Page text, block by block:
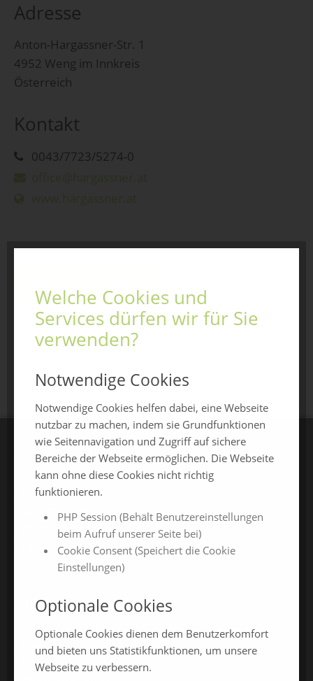
Adresse
Anton-Hargassner-Str. 1
4952 Weng im Innkreis
Österreich
Kontakt
0043/7723/5274-0
CHAMLAND MESSEN
ChamlandSchau
ChamLandleben
ChamlandBau
ChamlandCareer
ONLINE-JAHRESMESSEN
ChamlandSchau24
ChamlandVital24
Welche Cookies und
Services dürfen wir für Sie
verwenden?
Notwendige Cookies
Notwendige Cookies helfen dabei, eine Webseite
nutzbar zu machen, indem sie Grundfunktionen
wie Seitennavigation und Zugriff auf sichere
Bereiche der Webseite ermöglichen. Die Webseite
kann ohne diese Cookies nicht richtig
funktionieren.
PHP Session (Behält Benutzereinstellungen
beim Aufruf unserer Seite bei)
Cookie Consent (Speichert die Cookie
Einstellungen)
Optionale Cookies
Optionale Cookies dienen dem Benutzerkomfort
und bieten uns Statistikfunktionen, um unsere
Webseite zu verbessern.